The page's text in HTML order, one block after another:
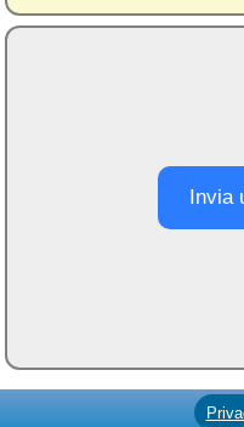
Invia
Altro